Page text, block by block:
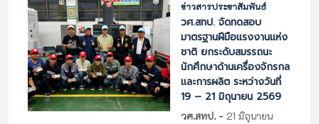
ข่าวสารประชาสัมพันธ์
วศ.สทป. จัดทดสอบ
มาตรฐานฝีมือแรงงานแห่ง
ชาติ ยกระดับสมรรถนะ
นักศึกษาด้านเครื่องจักรกล
และการผลิต ระหว่างวันที่
19 – 21 มิถุนายน 2569
วศ.สทป.- 21 มิถุนายน